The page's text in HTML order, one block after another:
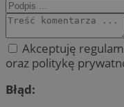
Akceptuję
oraz politykę
Błąd: